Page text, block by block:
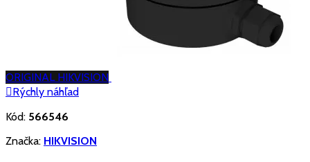
ORIGINAL HIKVISION
Rýchly náhľad
Kód: 566546
Značka: HIKVISION